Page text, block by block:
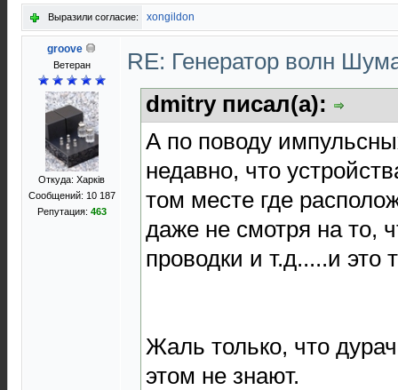
Выразили согласие: xongildon
groove
Ветеран
Откуда: Харків
Сообщений: 10 187
Репутация: 463
RE: Генератор волн
dmitry писал(а):
А по поводу
недавно, что
том месте где
даже не смотря на то,
проводки и т.д.....и это
Жаль только, что
этом не знают.